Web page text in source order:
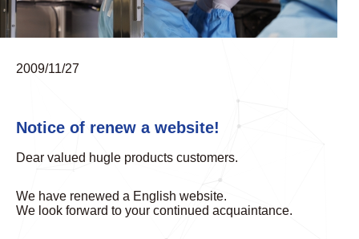
2009/11/27
Notice of renew a website!
Dear valued hugle products customers.
We have renewed a English website.
We look forward to your continued acquaintance.